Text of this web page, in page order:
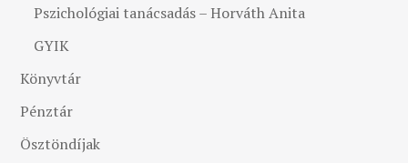
Pszichológiai tanácsadás – Horváth Anita
GYIK
Könyvtár
Pénztár
Ösztöndíjak